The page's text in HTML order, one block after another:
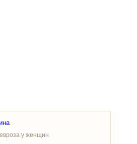
у женщин